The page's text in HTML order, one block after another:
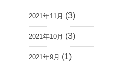
2021年11月 (3)
2021年10月 (3)
2021年9月 (1)